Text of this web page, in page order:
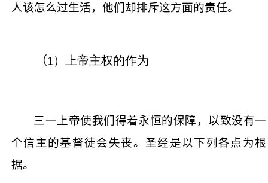
人该怎么过生活，他们却排斥这方面的责任。
（1 ）上帝主权的作为
三一上帝使我们得着永恒的保障， 以致没有一
个信 主的基督徒会失丧。圣经是以下列各点为根
据。